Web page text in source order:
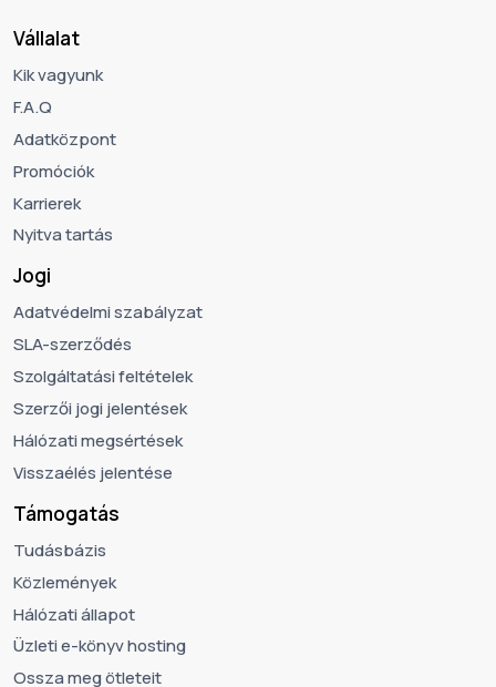
Vállalat
Kik vagyunk
F.A.Q
Adatközpont
Promóciók
Karrierek
Nyitva tartás
Jogi
Adatvédelmi szabályzat
SLA-szerződés
Szolgáltatási feltételek
Szerzői jogi jelentések
Hálózati megsértések
Visszaélés jelentése
Támogatás
Tudásbázis
Közlemények
Hálózati állapot
Üzleti e-könyv hosting
Ossza meg ötleteit